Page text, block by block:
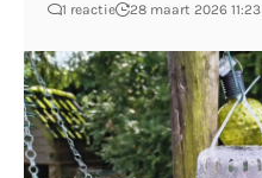
1 reactie 28 maart 2026 11:23